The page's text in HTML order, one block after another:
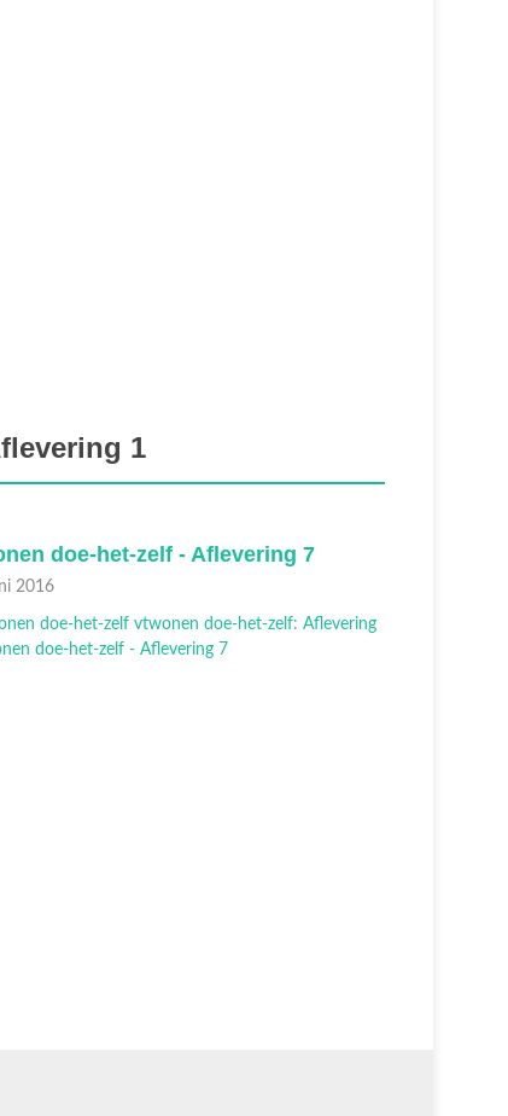
1
doe-het-zelf - Aflevering 7
2016